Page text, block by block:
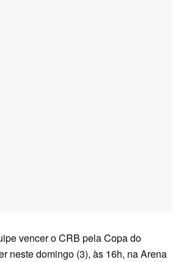
vencer o CRB pela Copa do
neste domingo (3), às 16h, na Arena